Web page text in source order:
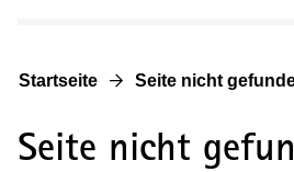
Startseite Seite nicht
Seite nicht